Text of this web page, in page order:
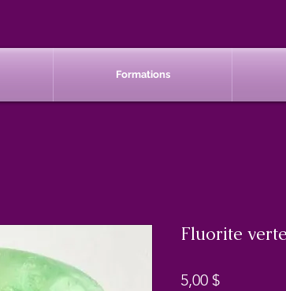
Formations
Fluorite
5,00 $Prix